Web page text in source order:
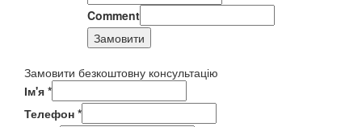
Comment
Замовити
Замовити безкоштовну консультацію
Ім'я *
Телефон *